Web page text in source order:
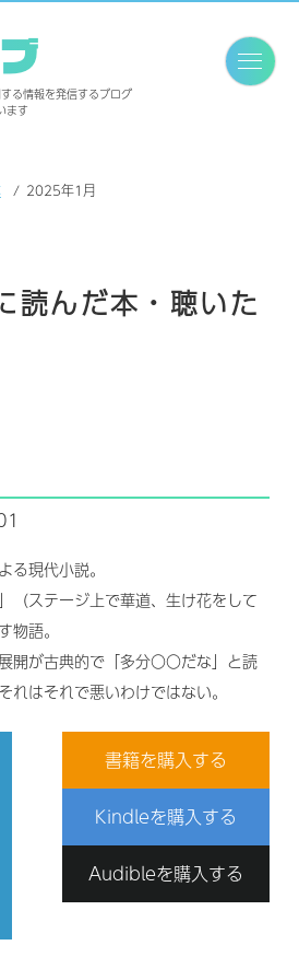
る情報を発信するブログ
ます
2025年1月
んだ本・聴いた
る現代小説。
（ステージ上で華道、生け花をして
物語。
開が古典的で「多分〇〇だな」と読
れはそれで悪いわけではない。
書籍を購入する
Kindleを購入する
Audibleを購入する